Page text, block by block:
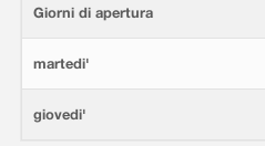
Giorni di apertura
martedi'
giovedi'